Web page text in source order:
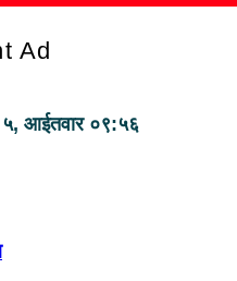
Ad
आईतवार ०९:५६